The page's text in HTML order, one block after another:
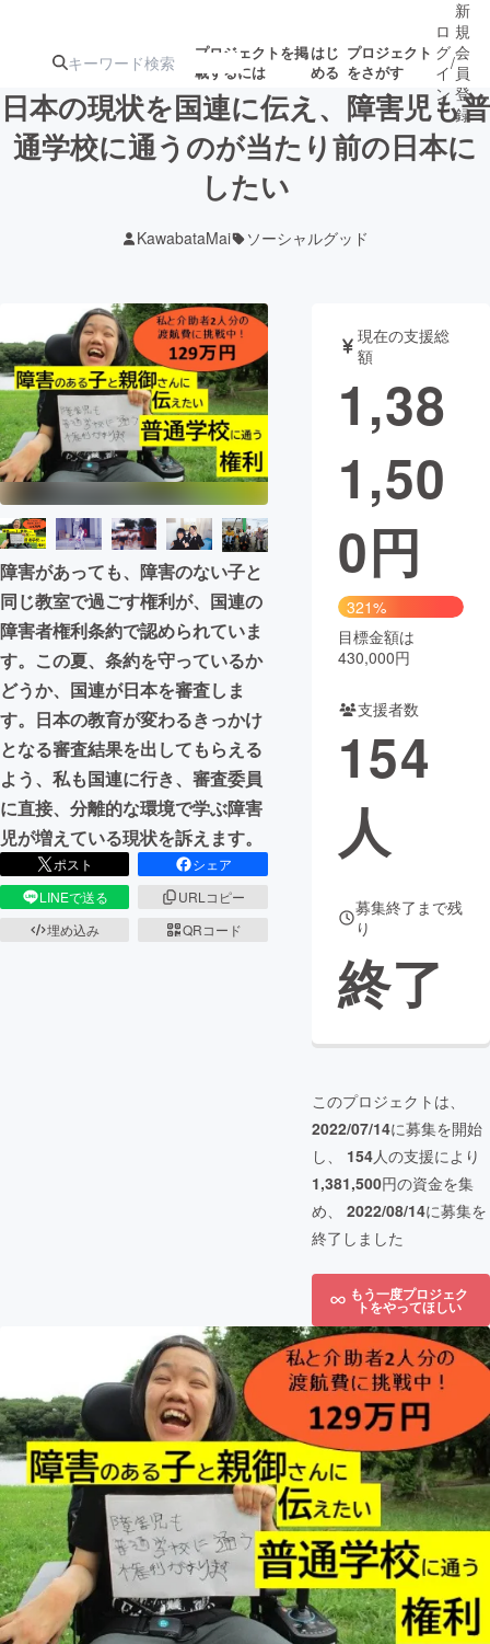
プロジェクトを掲
載するには
はじ
める
プロジェクト
をさがす
注目の新着プロ募集終了が近いプ
テクノロジー・ガジェット
映像・映画 書籍・雑誌
ビジネス・起業 チャレンジ
まちづくり・地域活性化
CAMPFIRE for Social Good
CAMPFIRE Creation
CAMPFIREふるさと納税machi-ya コミュニティ
ロ
グ
イ
ン
/
新
規
会
員
登
録
日本の現状を国連に伝え、障害児も普
通学校に通うのが当たり前の日本に
したい
KawabataMai ソーシャルグッド
障害があっても、障害のない子と
同じ教室で過ごす権利が、国連の
障害者権利条約で認められていま
す。この夏、条約を守っているか
どうか、国連が日本を審査しま
す。日本の教育が変わるきっかけ
となる審査結果を出してもらえる
よう、私も国連に行き、審査委員
に直接、分離的な環境で学ぶ障害
児が増えている現状を訴えます。
ポスト
シェア
LINEで送る
URLコピー
埋め込み
QRコード
現在の支援総
額
1,38
1,50
0円
321%
目標金額は
430,000円
支援者数
154
人
募集終了まで残
り
終了
このプロジェクトは、
2022/07/14に募集を開始
し、 154人の支援により
1,381,500円の資金を集
め、 2022/08/14に募集を
終了しました
もう一度プロジェク
トをやってほしい